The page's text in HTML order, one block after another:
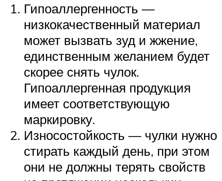
Гипоаллергенность —
низкокачественный материал
может вызвать зуд и жжение,
единственным желанием будет
скорее снять чулок.
Гипоаллергенная продукция
имеет соответствующую
маркировку.
Износостойкость — чулки нужно
стирать каждый день, при этом
они не должны терять свойств